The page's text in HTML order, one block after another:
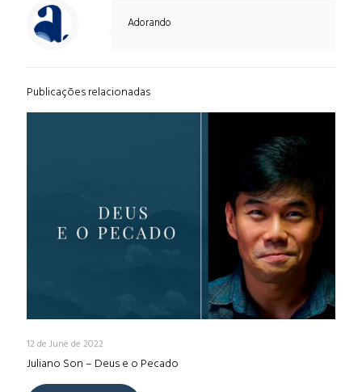
Adorando
Publicações relacionadas
12 de June de 2022
Juliano Son – Deus e o Pecado